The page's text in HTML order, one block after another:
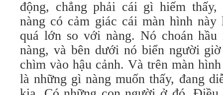
động, chẳng phải cái gì hiếm thấy,
nàng có cảm giác cái màn hình
quá lớn so với nàng. Nó choán
nàng, và bên dưới nó biển người
chìm vào hậu cảnh. Và trên màn
là những gì nàng muốn thấy, đang